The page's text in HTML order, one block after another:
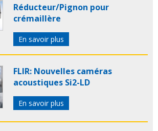
Réducteur/Pignon pour
crémaillère
En savoir plus
FLIR: Nouvelles caméras
acoustiques Si2-LD
En savoir plus